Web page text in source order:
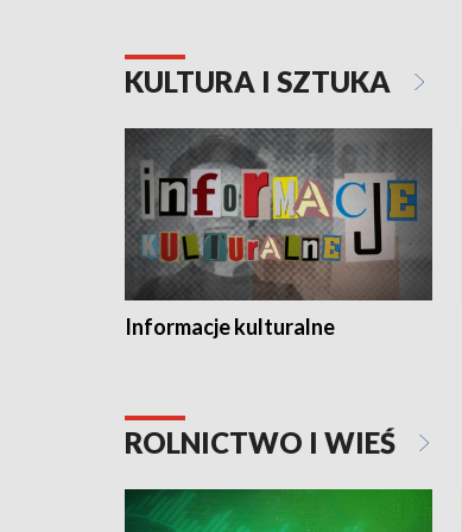
KULTURA I SZTUKA
Informacje kulturalne
ROLNICTWO I WIEŚ